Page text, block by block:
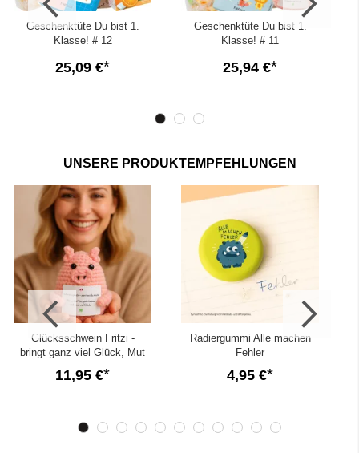
Geschenktüte Du bist 1.
Klasse! # 12
25,09 €
Geschenktüte Du bist 1.
Klasse! # 11
25,94 €
UNSERE PRODUKTEMPFEHLUNGEN
Glücksschwein Fritzi -
bringt ganz viel Glück, Mut
und gute Laune
11,95 €
Radiergummi Alle machen
Fehler
4,95 €